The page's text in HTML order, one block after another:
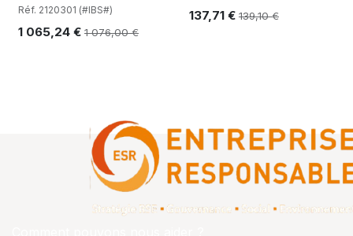
Réf. 2120301 (#IBS#)
1 065,24 € 1 076,00€
137,71€ 139,10€